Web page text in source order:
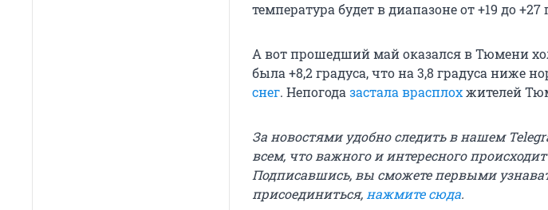
температура будет в диапазоне от +19 до +27
А вот прошедший май оказался в Тюмени
была +8,2 градуса, что на 3,8 градуса ниже
снег. Непогода застала врасплохжителей
За новостями удобно следить в нашем
всем, что важного и интересного
Подписавшись, вы сможете первыми
присоединиться, нажмите сюда.